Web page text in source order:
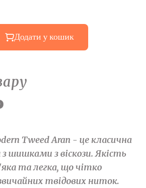
Додати у кошик
Tweed Aran - це класична
шишками з віскози. Якість
та легка, що чітко
звичайних твідових ниток.